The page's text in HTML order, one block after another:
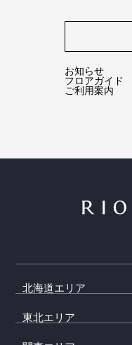
お知らせ
フロアガイド
ご利用案内
北海道エリア
東北エリア